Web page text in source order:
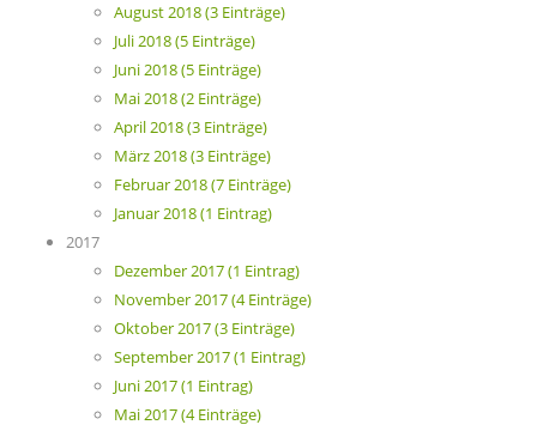
August 2018 (3 Einträge)
Juli 2018 (5 Einträge)
Juni 2018 (5 Einträge)
Mai 2018 (2 Einträge)
April 2018 (3 Einträge)
März 2018 (3 Einträge)
Februar 2018 (7 Einträge)
Januar 2018 (1 Eintrag)
2017
Dezember 2017 (1 Eintrag)
November 2017 (4 Einträge)
Oktober 2017 (3 Einträge)
September 2017 (1 Eintrag)
Juni 2017 (1 Eintrag)
Mai 2017 (4 Einträge)